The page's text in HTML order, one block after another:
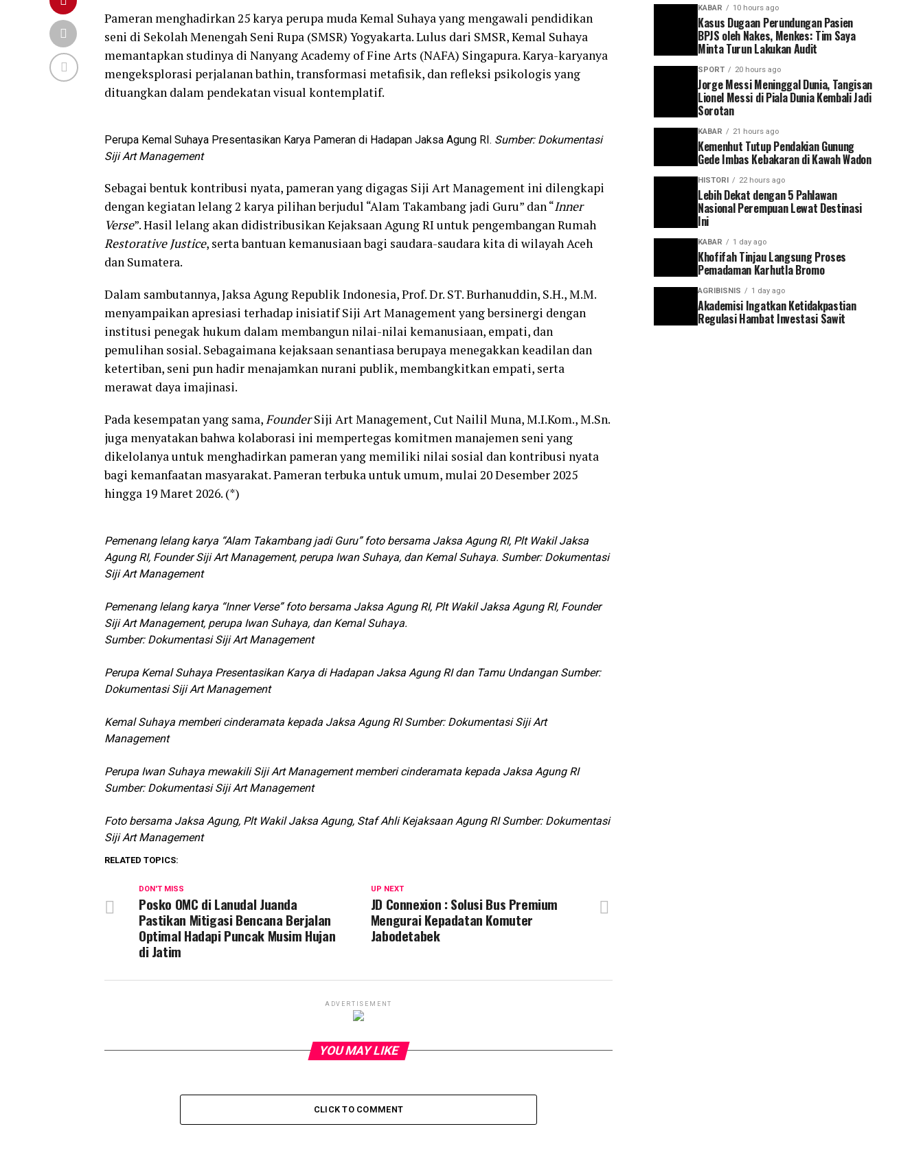
Pameran menghadirkan 25 karya perupa muda Kemal Suhaya yang mengawali pendidikan
seni di Sekolah Menengah Seni Rupa (SMSR) Yogyakarta. Lulus dari SMSR, Kemal Suhaya
memantapkan studinya di Nanyang Academy of Fine Arts (NAFA) Singapura. Karya-karyanya
mengeksplorasi perjalanan bathin, transformasi metafisik, dan refleksi psikologis yang
dituangkan dalam pendekatan visual kontemplatif.
Perupa Kemal Suhaya Presentasikan Karya Pameran di Hadapan Jaksa Agung RI. Sumber: Dokumentasi
Siji Art Management
Sebagai bentuk kontribusi nyata, pameran yang digagas Siji Art Management ini dilengkapi
dengan kegiatan lelang 2 karya pilihan berjudul “Alam Takambang jadi Guru” dan “Inner
Verse”. Hasil lelang akan didistribusikan Kejaksaan Agung RI untuk pengembangan Rumah
Restorative Justice, serta bantuan kemanusiaan bagi saudara-saudara kita di wilayah Aceh
dan Sumatera.
Dalam sambutannya, Jaksa Agung Republik Indonesia, Prof. Dr. ST. Burhanuddin, S.H., M.M.
menyampaikan apresiasi terhadap inisiatif Siji Art Management yang bersinergi dengan
institusi penegak hukum dalam membangun nilai-nilai kemanusiaan, empati, dan
pemulihan sosial. Sebagaimana kejaksaan senantiasa berupaya menegakkan keadilan dan
ketertiban, seni pun hadir menajamkan nurani publik, membangkitkan empati, serta
merawat daya imajinasi.
Pada kesempatan yang sama,FounderSiji Art Management, Cut Nailil Muna, M.I.Kom., M.Sn.
juga menyatakan bahwa kolaborasi ini mempertegas komitmen manajemen seni yang
dikelolanya untuk menghadirkan pameran yang memiliki nilai sosial dan kontribusi nyata
bagi kemanfaatan masyarakat. Pameran terbuka untuk umum, mulai 20 Desember 2025
hingga 19 Maret 2026. (*)
Pemenang lelang karya “Alam Takambang jadi Guru” foto bersama Jaksa Agung RI, Plt Wakil Jaksa
Agung RI, Founder Siji Art Management, perupa Iwan Suhaya, dan Kemal Suhaya. Sumber: Dokumentasi
Siji Art Management
Pemenang lelang karya “Inner Verse” foto bersama Jaksa Agung RI, Plt Wakil Jaksa Agung RI, Founder
Siji Art Management, perupa Iwan Suhaya, dan Kemal Suhaya.
Sumber: Dokumentasi Siji Art Management
Perupa Kemal Suhaya Presentasikan Karya di Hadapan Jaksa Agung RI dan Tamu Undangan Sumber:
Dokumentasi Siji Art Management
Kemal Suhaya memberi cinderamata kepada Jaksa Agung RI Sumber: Dokumentasi Siji Art
Management
Perupa Iwan Suhaya mewakili Siji Art Management memberi cinderamata kepada Jaksa Agung RI
Sumber: Dokumentasi Siji Art Management
Foto bersama Jaksa Agung, Plt Wakil Jaksa Agung, Staf Ahli Kejaksaan Agung RI Sumber: Dokumentasi
Siji Art Management
RELATED TOPICS:
UP NEXT
JD Connexion : Solusi Bus Premium
Mengurai Kepadatan Komuter
Jabodetabek
DON'T MISS
Posko OMC di Lanudal Juanda
Pastikan Mitigasi Bencana Berjalan
Optimal Hadapi Puncak Musim Hujan
di Jatim
ADVERTISEMENT
YOU MAY LIKE
CLICK TO COMMENT
KABAR 10 hours ago
Kasus Dugaan Perundungan Pasien
BPJS oleh Nakes, Menkes: Tim Saya
Minta Turun Lakukan Audit
SPORT 20 hours ago
Jorge Messi Meninggal Dunia, Tangisan
Lionel Messi di Piala Dunia Kembali Jadi
Sorotan
KABAR 21 hours ago
Kemenhut Tutup Pendakian Gunung
Gede Imbas Kebakaran di Kawah Wadon
HISTORI 22 hours ago
Lebih Dekat dengan 5 Pahlawan
Nasional Perempuan Lewat Destinasi
Ini
KABAR 1 day ago
Khofifah Tinjau Langsung Proses
Pemadaman Karhutla Bromo
AGRIBISNIS 1 day ago
Akademisi Ingatkan Ketidakpastian
Regulasi Hambat Investasi Sawit